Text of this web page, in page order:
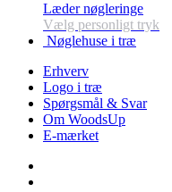
Læder nøgleringe
Vælg personligt tryk
Nøglehuse i træ
Erhverv
Logo i træ
Spørgsmål & Svar
Om WoodsUp
E-mærket